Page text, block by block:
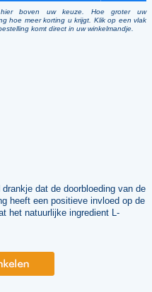
boven uw keuze. Hoe groter uw
hoe meer korting u krijgt. Klik op een vlak
komt direct in uw winkelmandje.
dat de doorbloeding van de
heeft een positieve invloed op de
het natuurlijke ingredient L-